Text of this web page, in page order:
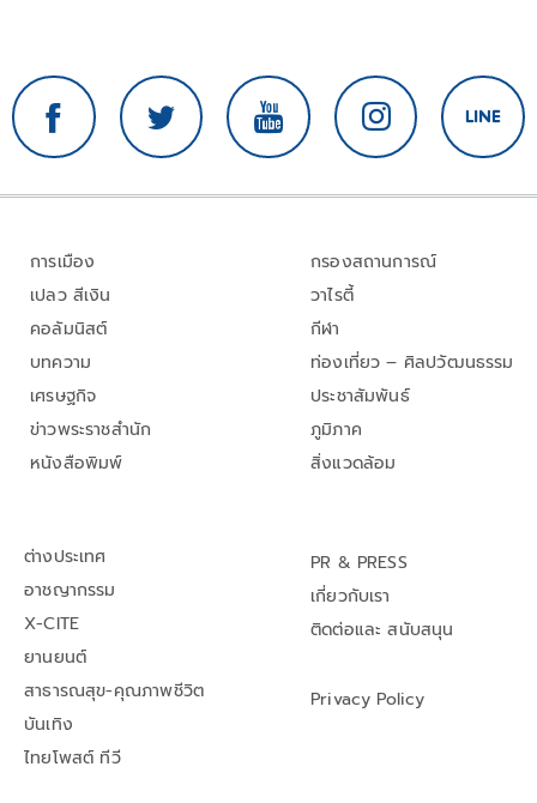
การเมือง
เปลว สีเงิน
คอลัมนิสต์
บทความ
เศรษฐกิจ
ข่าวพระราชสำนัก
หนังสือพิมพ์
กรองสถานการณ์
วาไรตี้
กีฬา
ท่องเที่ยว – ศิลปวัฒนธรรม
ประชาสัมพันธ์
ภูมิภาค
สิ่งแวดล้อม
ต่างประเทศ
อาชญากรรม
X-CITE
ยานยนต์
สาธารณสุข-คุณภาพชีวิต
บันเทิง
ไทยโพสต์ ทีวี
PR & PRESS
เกี่ยวกับเรา
ติดต่อและ สนับสนุน
Privacy Policy